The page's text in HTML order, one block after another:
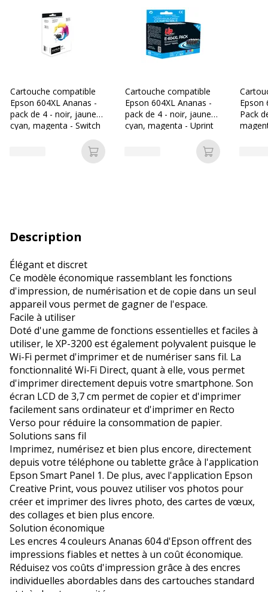
Cartouche compatible
Epson 604XL Ananas -
pack de 4 - noir, jaune,
cyan, magenta - Switch
Ajouter au panier
Cartouche compatible
Epson 604XL Ananas -
pack de 4 - noir, jaune,
cyan, magenta - Uprint
Ajouter au
Epson
Pack
Description
Élégant et discret
Ce modèle économique rassemblant les fonctions
d'impression, de numérisation et de copie dans un seul
appareil vous permet de gagner de l'espace.
Facile à utiliser
Doté d'une gamme de fonctions essentielles et faciles à
utiliser, le XP-3200 est également polyvalent puisque le
Wi-Fi permet d'imprimer et de numériser sans fil. La
fonctionnalité Wi-Fi Direct, quant à elle, vous permet
d'imprimer directement depuis votre smartphone. Son
écran LCD de 3,7 cm permet de copier et d'imprimer
facilement sans ordinateur et d'imprimer en Recto
Verso pour réduire la consommation de papier.
Solutions sans fil
Imprimez, numérisez et bien plus encore, directement
depuis votre téléphone ou tablette grâce à l'application
Epson Smart Panel 1. De plus, avec l'application Epson
Creative Print, vous pouvez utiliser vos photos pour
créer et imprimer des livres photo, des cartes de vœux,
des collages et bien plus encore.
Solution économique
Les encres 4 couleurs Ananas 604 d'Epson offrent des
impressions fiables et nettes à un coût économique.
Réduisez vos coûts d'impression grâce à des encres
individuelles abordables dans des cartouches standard